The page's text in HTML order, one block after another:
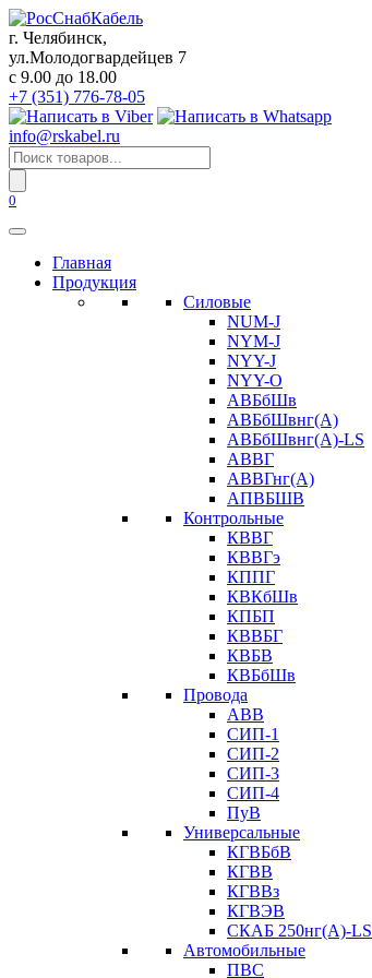
Перейти
к
содержанию
г. Челябинск,
ул.Молодогвардейцев 7
c 9.00 до 18.00
+7 (351) 776-78-05
info@rskabel.ru
Поиск
товаров
0
Главная
Продукция
Силовые
NUM-J
NYM-J
NYY-J
NYY-O
АВБбШв
АВБбШвнг(А)
АВБбШвнг(А)-LS
АВВГ
АВВГнг(А)
АПВБШВ
Контрольные
КВВГ
КВВГэ
КППГ
КВКбШв
КПБП
КВВБГ
КВБВ
КВБбШв
Провода
АВВ
СИП-1
СИП-2
СИП-3
СИП-4
ПуВ
Универсальные
КГВБбВ
КГВВ
КГВВз
КГВЭВ
СКАБ 250нг(А)-LS
Автомобильные
ПВС